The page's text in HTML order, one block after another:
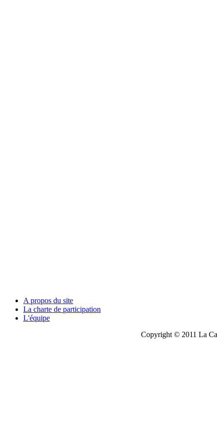
A propos du site
La charte de participation
L'équipe
Copyright © 2011 La